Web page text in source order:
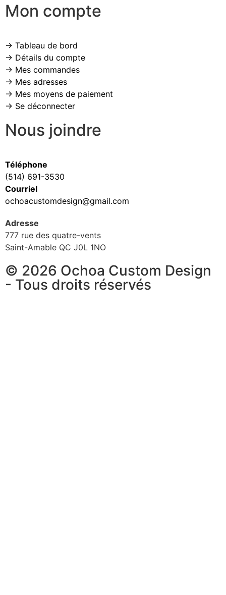
Mon compte
→ Tableau de bord
→ Détails du compte
→ Mes commandes
→ Mes adresses
→ Mes moyens de paiement
→ Se déconnecter
Nous joindre
Téléphone
(514) 691-3530
Courriel
ochoacustomdesign@gmail.com
Adresse
777 rue des quatre-vents
Saint-Amable QC J0L 1NO
© 2026 Ochoa Custom Design
- Tous droits réservés